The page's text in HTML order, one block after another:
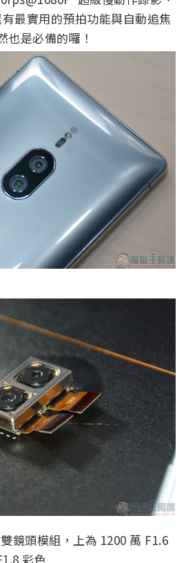
最實用的預拍功能與自動追焦
也是必備的囉！
鏡頭模組，上為 1200 萬 F1.6
彩色